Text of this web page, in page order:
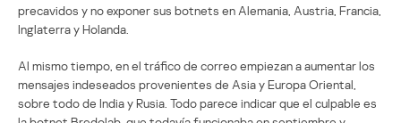
precavidos y no exponer sus botnets en Alemania, Austria, Francia,
Inglaterra y Holanda.
Al mismo tiempo, en el tráfico de correo empiezan a aumentar los
mensajes indeseados provenientes de Asia y Europa Oriental,
sobre todo de India y Rusia. Todo parece indicar que el culpable es